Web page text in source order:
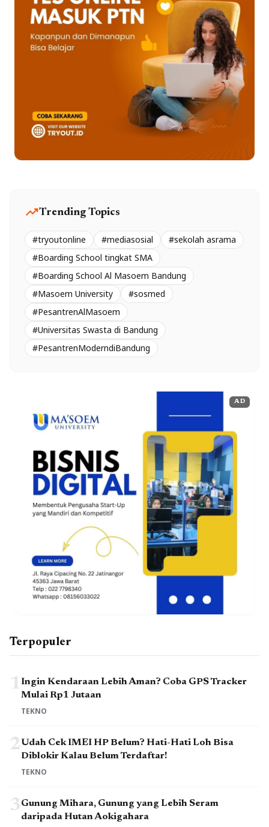
trending_upTrending Topics
#tryoutonline #mediasosial
#sekolah asrama
#Boarding School tingkat SMA
#Boarding School Al Masoem Bandung
#Masoem University
#sosmed
#PesantrenAlMasoem
#Universitas Swasta di Bandung
#PesantrenModerndiBandung
AD
Terpopuler
1Ingin Kendaraan Lebih Aman? Coba GPS Tracker
Mulai Rp1 Jutaan
TEKNO
2Udah Cek IMEI HP Belum? Hati-Hati Loh Bisa
Diblokir Kalau Belum Terdaftar!
TEKNO
3Gunung Mihara, Gunung yang Lebih Seram
daripada Hutan Aokigahara